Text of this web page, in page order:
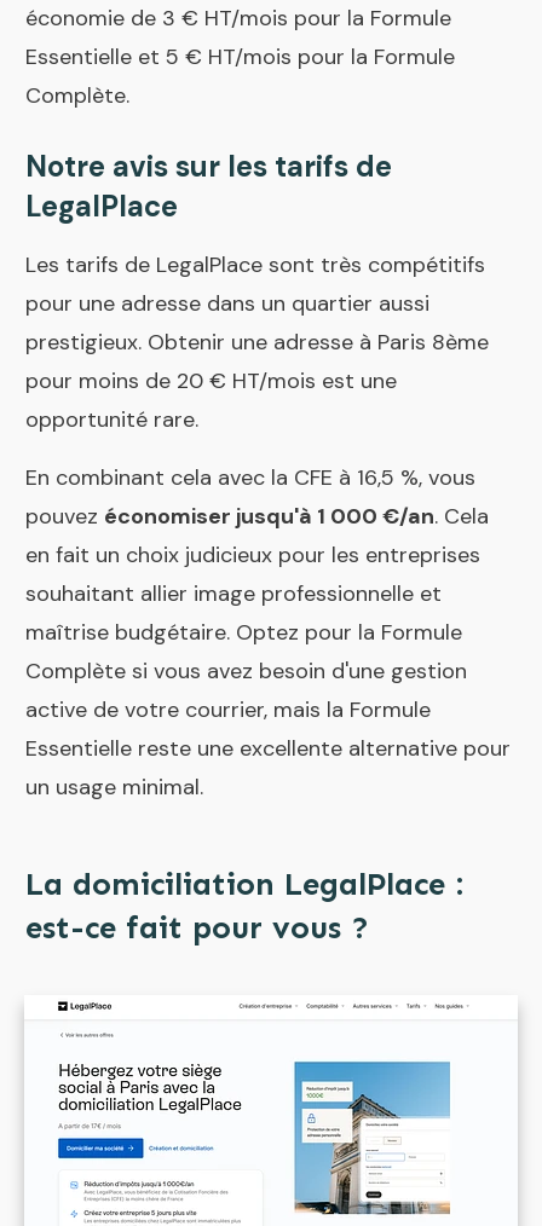
économie de 3 € HT/mois pour la Formule
Essentielle et 5 € HT/mois pour la Formule
Complète.
Notre avis sur les tarifs de
LegalPlace
Les tarifs de LegalPlace sont très compétitifs
pour une adresse dans un quartier aussi
prestigieux. Obtenir une adresse à Paris 8ème
pour moins de 20 € HT/mois est une
opportunité rare.
En combinant cela avec la CFE à 16,5 %, vous
pouvez économiser jusqu'à 1 000 €/an. Cela
en fait un choix judicieux pour les entreprises
souhaitant allier image professionnelle et
maîtrise budgétaire. Optez pour la Formule
Complète si vous avez besoin d'une gestion
active de votre courrier, mais la Formule
Essentielle reste une excellente alternative pour
un usage minimal.
La domiciliation LegalPlace :
est-ce fait pour vous ?